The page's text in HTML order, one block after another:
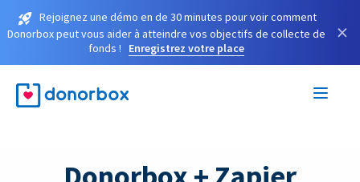
Rejoignez une démo en de 30 minutes pour voir comment
Donorbox peut vous aider à atteindre vos objectifs de collecte de
fonds !
Enregistrez votre place
×